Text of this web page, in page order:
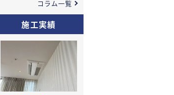
コラム一覧
施工実績